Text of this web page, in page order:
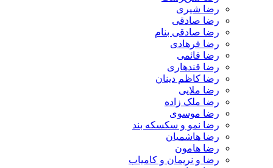
رضا شیری
رضا صادقی
رضا صادقی بنام
رضا فرهادی
رضا قائمی
رضا قندهاری
رضا کاظم دینان
رضا ملایی
رضا ملک زاده
رضا موسوی
رضا نمو و سکسکه بند
رضا هاشمیان
رضا هامون
رضا و نریمان و کامیاب